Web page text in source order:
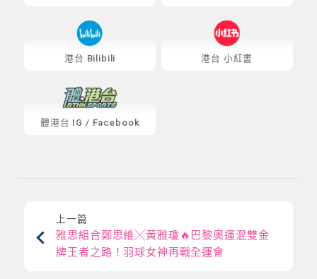
港台 Bilibili 港台 小紅書
體港台 IG / Facebook
上一篇
雅思組合鄭思維╳黃雅瓊🔥巴黎奧運混雙金
牌王者之路！羽球女神再戰全運會